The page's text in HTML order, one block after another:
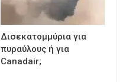
Δισεκατομμύρια για
πυραύλους ή για
Canadair;